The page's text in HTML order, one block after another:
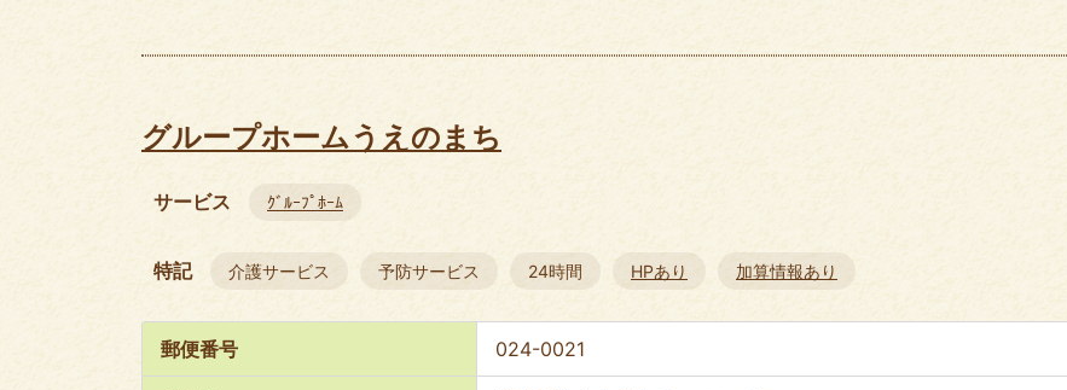
グループホームうえのまち
サービス ｸﾞﾙｰﾌﾟﾎｰﾑ
特記 介護サービス 予防サービス 24時間 HPあり 加算情報あり
郵便番号 024-0021